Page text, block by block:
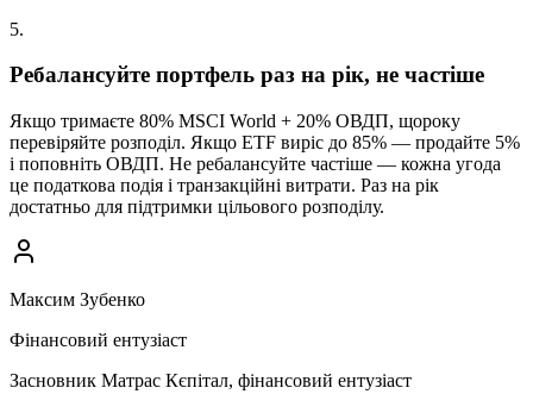
5.
Ребалансуйте портфель раз на рік, не частіше
Якщо тримаєте 80% MSCI World + 20% ОВДП, щороку
перевіряйте розподіл. Якщо ETF виріс до 85% — продайте 5%
і поповніть ОВДП. Не ребалансуйте частіше — кожна угода
це податкова подія і транзакційні витрати. Раз на рік
достатньо для підтримки цільового розподілу.
Максим Зубенко
Фінансовий ентузіаст
Засновник Матрас Кєпітал, фінансовий ентузіаст